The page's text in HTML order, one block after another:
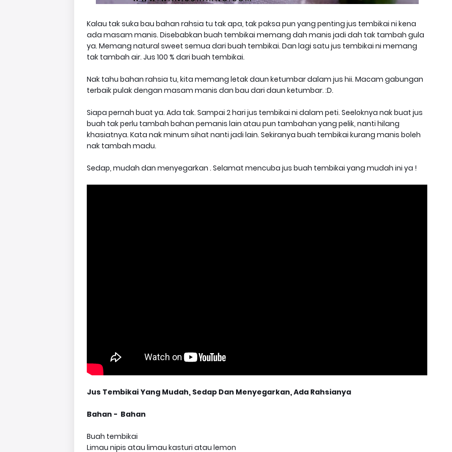
Kalau tak suka bau bahan rahsia tu tak apa, tak paksa pun yang penting jus tembikai ni kena
ada masam manis. Disebabkan buah tembikai memang dah manis jadi dah tak tambah gula
ya. Memang natural sweet semua dari buah tembikai. Dan lagi satu jus tembikai ni memang
tak tambah air. Jus 100 % dari buah tembikai.
Nak tahu bahan rahsia tu, kita memang letak daun ketumbar dalam jus hii. Macam gabungan
terbaik pulak dengan masam manis dan bau dari daun ketumbar. :D.
Siapa pernah buat ya. Ada tak. Sampai 2 hari jus tembikai ni dalam peti. Seeloknya nak buat jus
buah tak perlu tambah bahan pemanis lain atau pun tambahan yang pelik, nanti hilang
khasiatnya. Kata nak minum sihat nanti jadi lain. Sekiranya buah tembikai kurang manis boleh
nak tambah madu.
Sedap, mudah dan menyegarkan . Selamat mencuba jus buah tembikai yang mudah ini ya !
Jus Tembikai Yang Mudah, Sedap Dan Menyegarkan, Ada Rahsianya
Bahan - Bahan
Buah tembikai
Limau nipis atau limau kasturi atau lemon